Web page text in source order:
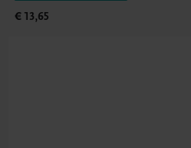
€ 13,65